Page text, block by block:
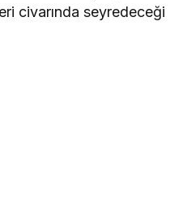
civarında seyredeceği